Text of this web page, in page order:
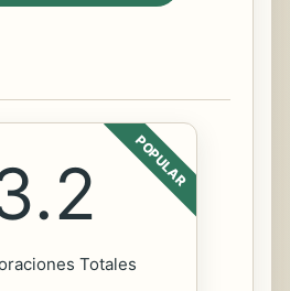
POPULAR
Totales